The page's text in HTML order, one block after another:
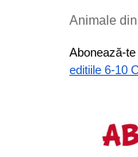
Animale din Salbaticie
Colectia Barbie Jocul
Animale
Abonează-
editiile 6-10